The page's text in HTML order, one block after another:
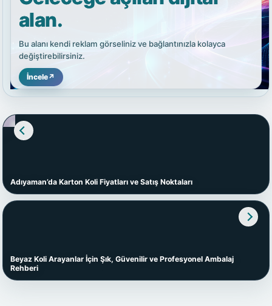
alan.
Bu alanı kendi reklam görseliniz ve bağlantınızla kolayca
değiştirebilirsiniz.
İncele↗
Adıyaman’da Karton Koli Fiyatları ve Satış Noktaları
Beyaz Koli Arayanlar İçin Şık, Güvenilir ve Profesyonel Ambalaj
Rehberi